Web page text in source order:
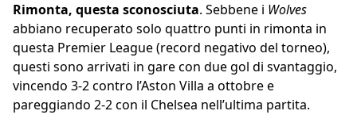
Rimonta, questa sconosciuta. Sebbene i Wolves
abbiano recuperato solo quattro punti in rimonta in
questa Premier League (record negativo del torneo),
questi sono arrivati in gare con due gol di svantaggio,
vincendo 3-2 contro l’Aston Villa a ottobre e
pareggiando 2-2 con il Chelsea nell’ultima partita.